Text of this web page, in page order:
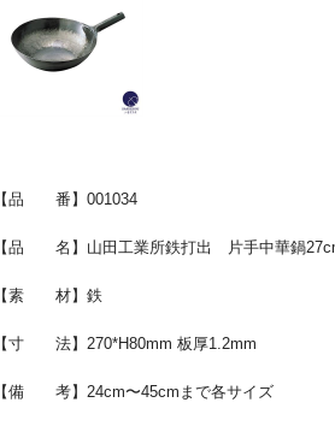
【品 番】001034
【品 名】山田工業所鉄打出 片手中華鍋
【素 材】鉄
【寸 法】270*H80mm 板厚1.2mm
【備 考】24cm〜45cmまで各サイズ